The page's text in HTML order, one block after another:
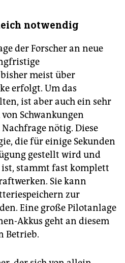
notwendig
der Forscher an neue
meist über
erfolgt. Um das
ist aber auch ein sehr
Schwankungen
nötig. Diese
die für einige Sekunden
gestellt wird und
stammt fast komplett
Sie kann
zur
Eine große Pilotanlage
Akkus geht an diesem
Betrieb.